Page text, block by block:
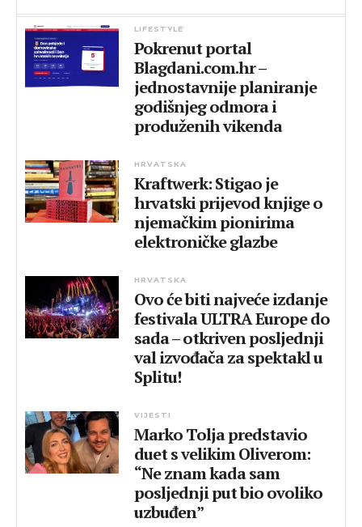
LIFESTYLE
Pokrenut portal
Blagdani.com.hr –
jednostavnije planiranje
godišnjeg odmora i
produženih vikenda
HRVATSKA
Kraftwerk: Stigao je
hrvatski prijevod knjige o
njemačkim pionirima
elektroničke glazbe
HRVATSKA
Ovo će biti najveće izdanje
festivala ULTRA Europe do
sada – otkriven posljednji
val izvođača za spektakl u
Splitu!
VIJESTI
Marko Tolja predstavio
duet s velikim Oliverom:
“Ne znam kada sam
posljednji put bio ovoliko
uzbuđen”